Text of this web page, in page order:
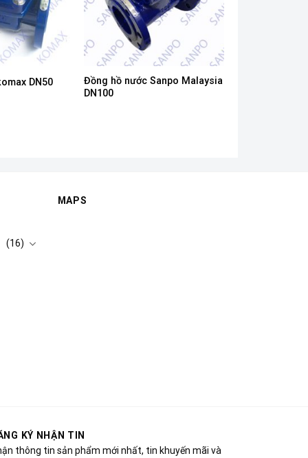
DN50
Đồng hồ nước Sanpo Malaysia
DN100
(16)
MAPS
KÝ NHẬN TIN
thông tin sản phẩm mới nhất, tin khuyến mãi và